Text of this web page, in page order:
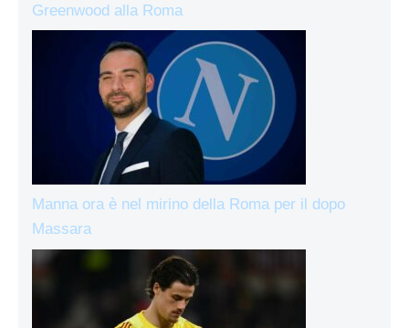
Greenwood alla Roma
Manna ora è nel mirino della Roma per il dopo
Massara